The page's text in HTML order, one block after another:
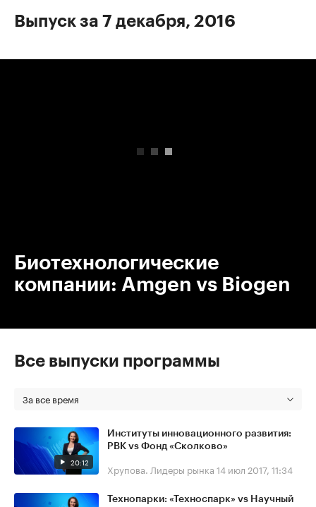
Выпуск за 7 декабря, 2016
Биотехнологические
компании: Amgen vs Biogen
Все выпуски программы
За все время
20:12
Институты инновационного развития:
РВК vs Фонд «Сколково»
Хрупова. Лидеры рынка 14 июл 2017, 11:34
Технопарки: «Техноспарк» vs Научный